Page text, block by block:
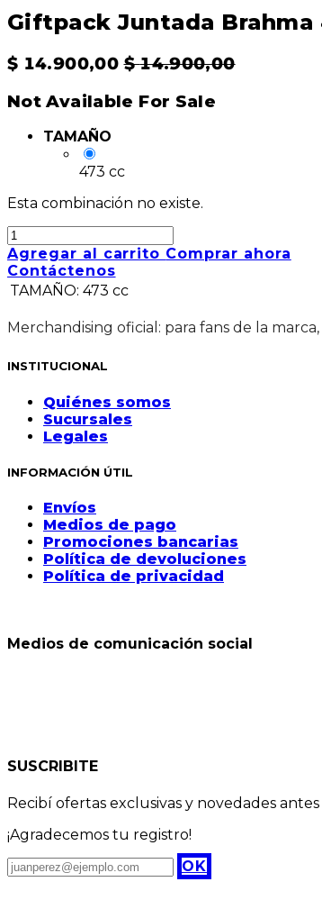
Giftpack Juntada Brahma
$ 14.900,00 $14.900,00
Not Available For Sale
TAMAÑO
473 cc
Esta combinación no existe.
Agregar al carrito Comprar ahora
Contáctenos
TAMAÑO: 473 cc
Merchandising oficial: para fans de la
INSTITUCIONAL
Quiénes somos
Sucursales
Legales
INFORMACIÓN ÚTIL
Envíos
Medios de pago
Promociones bancarias
Política de devoluciones
Política de privacidad
Medios de comunicación social
SUSCRIBITE
Recibí ofertas exclusivas y novedades
¡Agradecemos tu registro!
OK